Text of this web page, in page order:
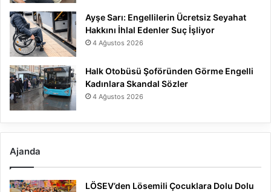
Ayşe Sarı: Engellilerin Ücretsiz Seyahat
Hakkını İhlal Edenler Suç İşliyor
4 Ağustos 2026
Halk Otobüsü Şoföründen Görme Engelli
Kadınlara Skandal Sözler
4 Ağustos 2026
Ajanda
LÖSEV’den Lösemili Çocuklara Dolu Dolu